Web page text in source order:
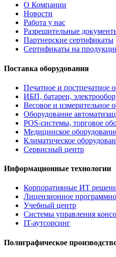
О Компании
Новости
Работа у нас
Разрешительные
Партнерские сертификаты
Сертификаты на
Поставка оборудования
Печатное и постпечатное
ИБП, батареи,
Весовое и измерительное
Оборудование
POS-системы, торговое
Медицинское
Климатическое
Сервисный центр
Информационные технологии
Корпоративные ИТ
Лицензионное
Учебный центр
Системы управления
IT-аутсорсинг
Полиграфическое